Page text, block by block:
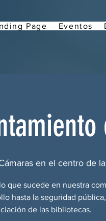
Page Eventos
en el centro de
que sucede en nuestra
hasta la seguridad
de las bibliotecas.